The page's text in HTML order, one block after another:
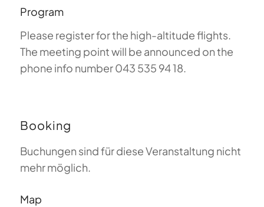
Program
Please register for the high-altitude flights.
The meeting point will be announced on the
phone info number 043 535 94 18.
Booking
Buchungen sind für diese Veranstaltung nicht
mehr möglich.
Map